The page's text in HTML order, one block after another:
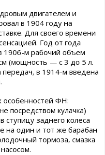
двигателем и
в 1904 году на
Для своего времени
Год от года
1906-м рабочий объем
(мощность — с 3 до 5 л.
передач, в 1914-м введена
особенностей ФН:
посредством кулачка)
ступицу заднего колеса
на один и тот же барабан
тормоза, смазка